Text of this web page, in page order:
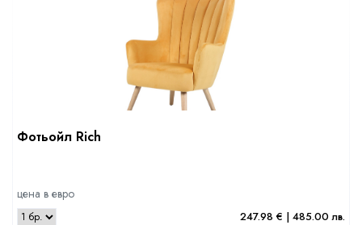
Фотьойл Rich
цена в евро
247.98 € | 485.00 лв.